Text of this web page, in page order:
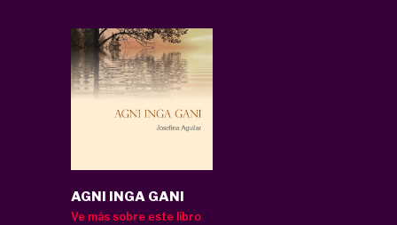
AGNI INGA GANI
Ve más sobre este libro